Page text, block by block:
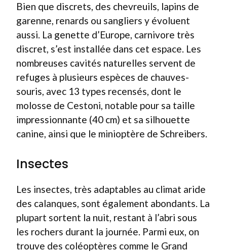
Bien que discrets, des chevreuils, lapins de
garenne, renards ou sangliers y évoluent
aussi. La genette d’Europe, carnivore très
discret, s’est installée dans cet espace. Les
nombreuses cavités naturelles servent de
refuges à plusieurs espèces de chauves-
souris, avec 13 types recensés, dont le
molosse de Cestoni, notable pour sa taille
impressionnante (40 cm) et sa silhouette
canine, ainsi que le minioptère de Schreibers.
Insectes
Les insectes, très adaptables au climat aride
des calanques, sont également abondants. La
plupart sortent la nuit, restant à l’abri sous
les rochers durant la journée. Parmi eux, on
trouve des coléoptères comme le Grand